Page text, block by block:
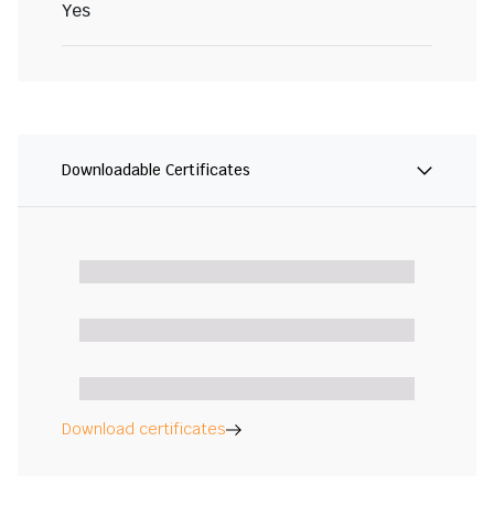
Yes
Downloadable Certificates
Download certificates